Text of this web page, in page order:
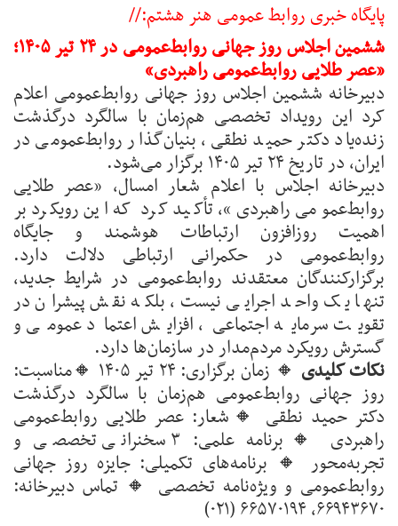
پایگاه خبری روابط عمومی هنر هشتم://
ششمین اجلاس روز جهانی روابط‌عمومی در ۲۴ تیر ۱۴۰۵؛
«عصر طلایی روابط‌عمومی راهبردی»
دبیرخانه ششمین اجلاس روز جهانی روابط‌عمومی اعلام
کرد این رویداد تخصصی هم‌زمان با سالگرد درگذشت
زنده‌یاد دکتر حمید نطقی، بنیان‌گذار روابط‌عمومی در
ایران، در تاریخ ۲۴ تیر ۱۴۰۵ برگزار می‌شود.
دبیرخانه اجلاس با اعلام شعار امسال، «عصر طلایی
روابط‌عمومی راهبردی»، تأکید کرد که این رویکرد بر
اهمیت روزافزون ارتباطات هوشمند و جایگاه
روابط‌عمومی در حکمرانی ارتباطی دلالت دارد.
برگزارکنندگان معتقدند روابط‌عمومی در شرایط جدید،
تنها یک واحد اجرایی نیست، بلکه نقش پیشران در
تقویت سرمایه اجتماعی، افزایش اعتماد عمومی و
گسترش رویکرد مردم‌مدار در سازمان‌ها دارد.
نکات کلیدی 🔸 زمان برگزاری: ۲۴ تیر ۱۴۰۵ 🔸مناسبت:
روز جهانی روابط‌عمومی هم‌زمان با سالگرد درگذشت
دکتر حمید نطقی 🔸شعار: عصر طلایی روابط‌عمومی
راهبردی 🔸برنامه علمی: ۳ سخنرانی تخصصی و
تجربه‌محور 🔸 برنامه‌های تکمیلی: جایزه روز جهانی
روابط‌عمومی و ویژه‌نامه تخصصی 🔸 تماس دبیرخانه:
۶۶۹۴۳۶۷۰، ۶۶۵۷۰۱۹۴ (۰۲۱)